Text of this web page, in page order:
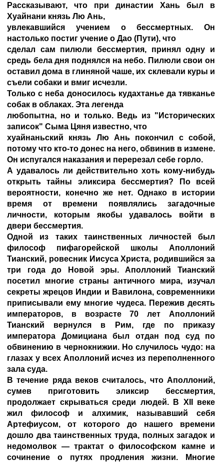
Рассказывают, что при династии Хань был в
Хуайнани князь Лю Ань,
увлекавшийся учением о бессмертных. Он
настолько постиг учение о Дао (Пути), что
сделал сам пилюли бессмертия, принял одну и
средь бела дня поднялся на небо. Пилюли свои он
оставил дома в глиняной чаше, их склевали куры и
съели собаки и вмиг исчезли.
Только с неба доносилось кудахтанье да тявканье
собак в облаках. Эта легенда
любопытна, но и только. Ведь из "Исторических
записок" Сыма Цяня известно, что
хуайнаньский князь Лю Ань покончил с собой,
потому что кто-то донес на него, обвинив в измене.
Он испугался наказания и перерезал себе горло.
А удавалось ли действительно хоть кому-нибудь
открыть тайны эликсира бессмертия? По всей
вероятности, конечно же нет. Однако в истории
время от времени появлялись загадочные
личности, которым якобы удавалось войти в
двери бессмертия.
Одной из таких таинственных личностей был
философ пифагорейской школы Аполлоний
Тианский, ровесник Иисуса Христа, родившийся за
три года до Новой эры. Аполлоний Тианский
посетил многие страны античного мира, изучал
секреты жрецов Индии и Вавилона, современники
приписывали ему многие чудеса. Пережив десять
императоров, в возрасте 70 лет Аполлоний
Тианский вернулся в Рим, где по приказу
императора Домициана был отдан под суд по
обвинению в чернокнижии. Но случилось чудо: на
глазах у всех Аполлоний исчез из переполненного
зала суда.
В течение ряда веков считалось, что Аполлоний,
сумев приготовить эликсир бессмертия,
продолжает скрываться среди людей. В XII веке
жил философ и алхимик, называвший себя
Артефиусом, от которого до нашего времени
дошло два таинственных труда, полных загадок и
недомолвок — трактат о философском камне и
сочинение о путях продления жизни. Многие